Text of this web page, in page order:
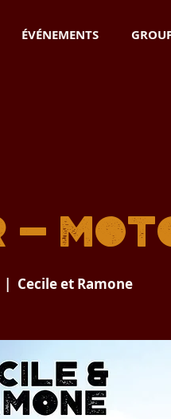
ÉVÉNEMENTS
-
|
Cecile et Ramone